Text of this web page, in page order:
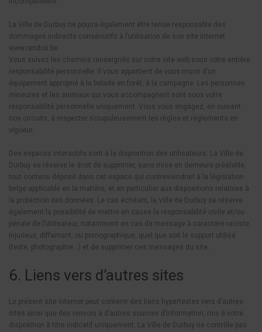
La Ville de Durbuy ne pourra également être tenue responsable des
dommages indirects consécutifs à l’utilisation de son site internet
www.randos.be
Vous suivez les chemins renseignés sur notre site web sous votre entière
responsabilité personnelle. Il vous appartient de vous munir d’un
équipement approprié à la balade en forêt, à la campagne. Les personnes
mineures et les animaux qui vous accompagnent sont sous votre
responsabilité personnelle uniquement. Vous vous engagez, en suivant
nos circuits, à respecter scrupuleusement les règles et règlements en
vigueur.
Des espaces interactifs sont à la disposition des utilisateurs. La Ville de
Durbuy se réserve le droit de supprimer, sans mise en demeure préalable,
tout contenu déposé dans cet espace qui contreviendrait à la législation
belge applicable en la matière, et en particulier aux dispositions relatives à
la protection des données. Le cas échéant, la Ville de Durbuy se réserve
également la possibilité de mettre en cause la responsabilité civile et/ou
pénale de l’utilisateur, notamment en cas de message à caractère raciste,
injurieux, diffamant, ou pornographique, quel que soit le support utilisé
(texte, photographie…) et de supprimer ces messages du site.
6. Liens vers d’autres sites
Le présent site Internet peut contenir des liens hypertextes vers d’autres
sites ainsi que des renvois à d’autres sources d’information, mis à votre
disposition à titre indicatif uniquement. La Ville de Durbuy ne contrôle pas